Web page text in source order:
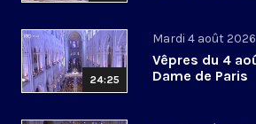
24:25
Mardi 4 août 2026
Vêpres du 4
Dame de Paris